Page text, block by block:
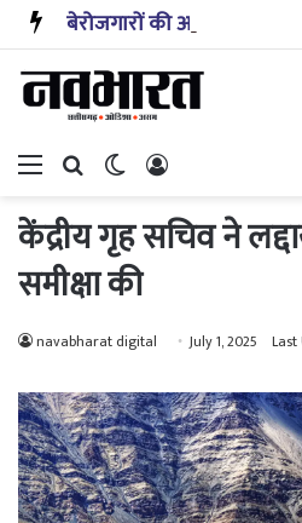
Menu Search forSwitch skin
केंद्रीय गृह सचिव ने
समीक्षा की
navabharat digital July 1, 2025 Last